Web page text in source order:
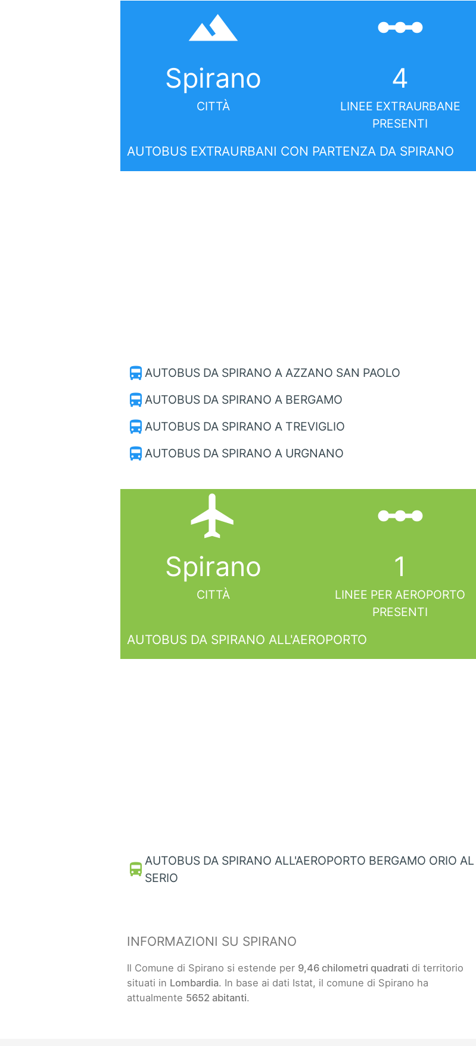
filter_hdr
Spirano
CITTÀ
linear_scale
4
LINEE EXTRAURBANE
PRESENTI
AUTOBUS EXTRAURBANI CON PARTENZA DA SPIRANO
directions_bus AUTOBUS DA SPIRANO A AZZANO SAN PAOLO
directions_bus AUTOBUS DA SPIRANO A BERGAMO
directions_bus AUTOBUS DA SPIRANO A TREVIGLIO
directions_bus AUTOBUS DA SPIRANO A URGNANO
local_airport
Spirano
CITTÀ
linear_scale
1
LINEE PER AEROPORTO
PRESENTI
AUTOBUS DA SPIRANO ALL'AEROPORTO
directions_bus AUTOBUS DA SPIRANO ALL'AEROPORTO BERGAMO ORIO AL
SERIO
INFORMAZIONI SU SPIRANO
Il Comune di Spirano si estende per 9,46 chilometri quadrati di territorio
situati in Lombardia. In base ai dati Istat, il comune di Spirano ha
attualmente 5652 abitanti.